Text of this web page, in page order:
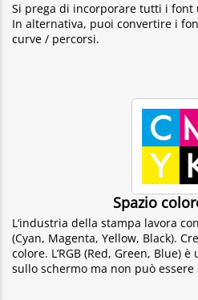
Si prega di incorporare tutti i
In alternativa, puoi convertire i
curve / percorsi.
Spazio
L‘industria della stampa lavora
(Cyan, Magenta, Yellow, Black).
colore. L’RGB (Red, Green, Blue)
sullo schermo ma non può essere